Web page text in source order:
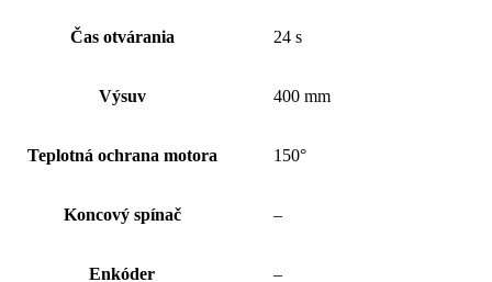
Čas otvárania 24 s
Výsuv 400 mm
Teplotná ochrana motora 150°
Koncový spínač –
Enkóder –